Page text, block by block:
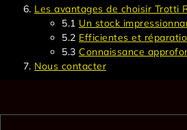
Les avantages de choisir Trotti
5.1 Un stock
5.2 Efficientes et
5.3 Connaissance
Nous contacter